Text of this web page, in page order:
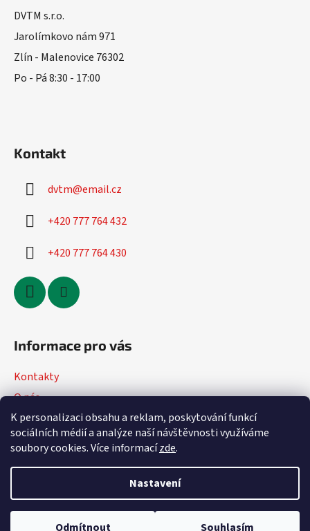
K personalizaci obsahu a reklam, poskytování funkcí
sociálních médií a analýze naší návštěvnosti využíváme
soubory cookies. Více informacízde.
Nastavení
Odmítnout Souhlasím
DVTM s.r.o.
Jarolímkovo nám 971
Zlín - Malenovice 76302
Po - Pá 8:30 - 17:00
Kontakt
dvtm@email.cz
+420 777 764 432
+420 777 764 430
Informace pro vás
Kontakty
O nás
Jak nakupovat
Obchodní podmínky
Vytvořil Shoptet